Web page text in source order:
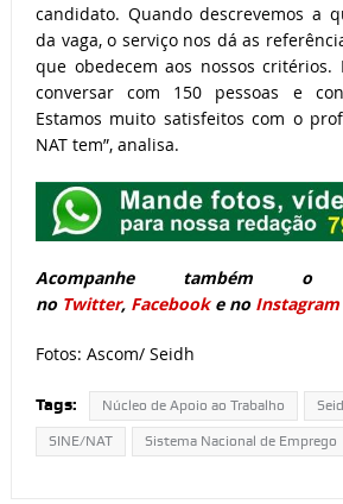
candidato. Quando descrevemos a
da vaga, o serviço nos dá as
que obedecem aos nossos critérios.
conversar com 150 pessoas e
Estamos muito satisfeitos com o
NAT tem”, analisa.
Acompanhe também o
no Twitter, Facebooke no Instagram
Fotos: Ascom/ Seidh
Tags: Núcleo de Apoio ao Trabalho
SINE/NAT Sistema Nacional de Emprego